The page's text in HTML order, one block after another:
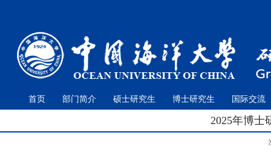
首页 部门简介 硕士研究生 博士研究生 国际交流
2025年博士